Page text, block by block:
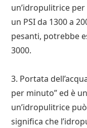
un’idropulitrice
un PSI da 1300 a
pesanti, potrebbe
3000.
3. Portata
per minuto” ed è
un’idropulitrice
significa che